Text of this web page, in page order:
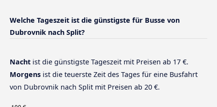
Welche Tageszeit ist die günstigste für Busse von
Dubrovnik nach Split?
Nacht ist die günstigste Tageszeit mit Preisen ab 17 €.
Morgens ist die teuerste Zeit des Tages für eine Busfahrt
von Dubrovnik nach Split mit Preisen ab 20 €.